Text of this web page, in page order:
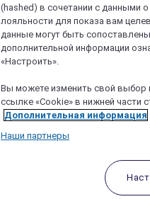
(hashed) в сочетании с данными
лояльности для показа вам
данные могут быть
дополнительной информации
«Настроить».
Вы можете изменить свой выбор
ссылке «Cookie» в нижней части
Дополнительная информация
Наши партнеры